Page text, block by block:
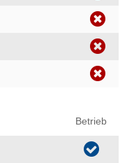
Betrieb